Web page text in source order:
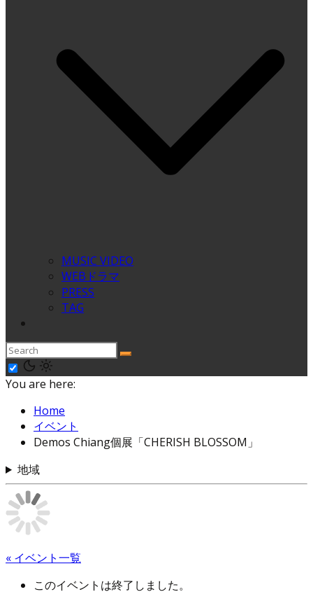
MUSIC VIDEO
WEBドラマ
PRESS
TAG
You are here:
Home
イベント
Demos Chiang個展「CHERISH BLOSSOM」
地域
« イベント一覧
このイベントは終了しました。